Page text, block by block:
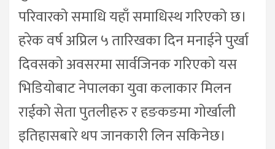
परिवारको समाधि यहाँ समाधिस्थ गरिएको छ।
हरेक वर्ष अप्रिल ५ तारिखका दिन मनाईने पुर्खा
दिवसको अवसरमा सार्वजिनक गरिएको यस
भिडियोबाट नेपालका युवा कलाकार मिलन
राईको सेता पुतलीहरु र हङकङमा गोर्खाली
इतिहासबारे थप जानकारी लिन सकिनेछ।